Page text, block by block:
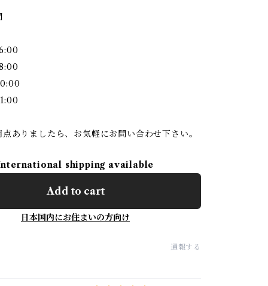
ありましたら、お気軽にお問い合わせ下さい。
shipping available
Add to cart
日本国内にお住まいの方向け
通報する